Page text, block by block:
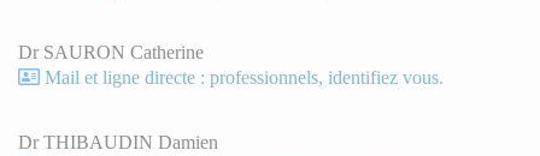
Dr SAURON Catherine
Mail et ligne directe : professionnels, identifiez vous.
Dr THIBAUDIN Damien